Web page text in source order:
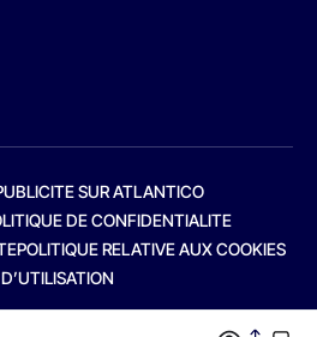
SUR ATLANTICO
DE CONFIDENTIALITE
POLITIQUE RELATIVE AUX COOKIES